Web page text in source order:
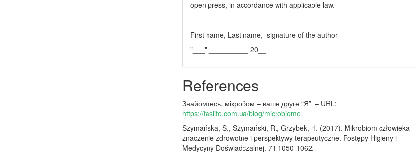
open press, in accordance with applicable law.
First name, Last name, signature of the author
"___" __________ 20__
References
Знайомтесь, мікробом – ваше друге “Я”. – URL:
https://taslife.com.ua/blog/microbiome
Szymańska, S., Szymański, R., Grzybek, H. (2017). Mikrobiom człowieka –
znaczenie zdrowotne i perspektywy terapeutyczne. Postępy Higieny i
Medycyny Doświadczalnej. 71:1050-1062.